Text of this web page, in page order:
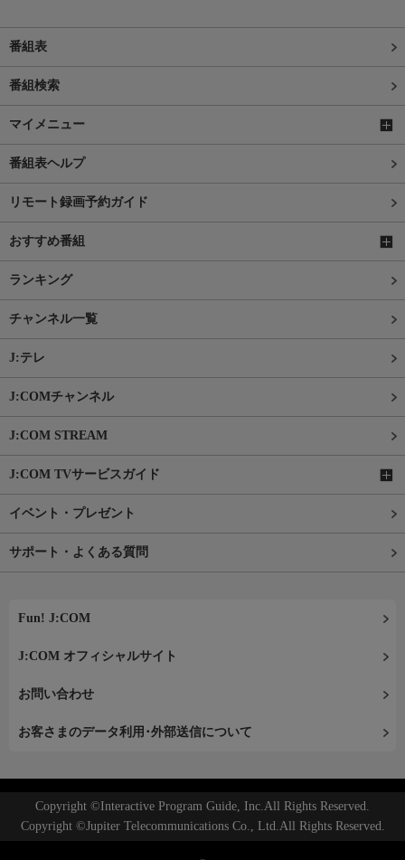
番組表
番組検索
マイメニュー
番組表ヘルプ
リモート録画予約ガイド
おすすめ番組
ランキング
チャンネル一覧
J:テレ
J:COMチャンネル
J:COM STREAM
J:COM TVサービスガイド
イベント・プレゼント
サポート・よくある質問
Fun! J:COM
J:COM オフィシャルサイト
お問い合わせ
お客さまのデータ利用･外部送信について
Copyright ©Interactive Program Guide, Inc.All Rights Reserved.
Copyright ©Jupiter Telecommunications Co., Ltd.All Rights Reserved.